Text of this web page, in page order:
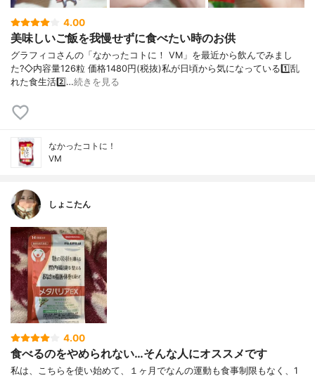
4.00
美味しいご飯を我慢せずに食べたい時のお供
グラフィコさんの「なかったコトに！ VM」を最近から飲んでみまし
た?◇内容量126粒 価格1480円(税抜)私が日頃から気になっている1️⃣乱
れた食生活2️⃣…続きを見る
なかったコトに！
VM
しょこたん
4.00
食べるのをやめられない…そんな人にオススメです
私は、こちらを使い始めて、１ヶ月でなんの運動も食事制限もなく、1